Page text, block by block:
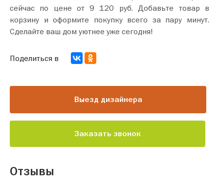
сейчас по цене от 9 120 руб. Добавьте товар в
корзину и оформите покупку всего за пару минут.
Сделайте ваш дом уютнее уже сегодня!
Выезд дизайнера
Заказать звонок
Поделиться в
Отзывы